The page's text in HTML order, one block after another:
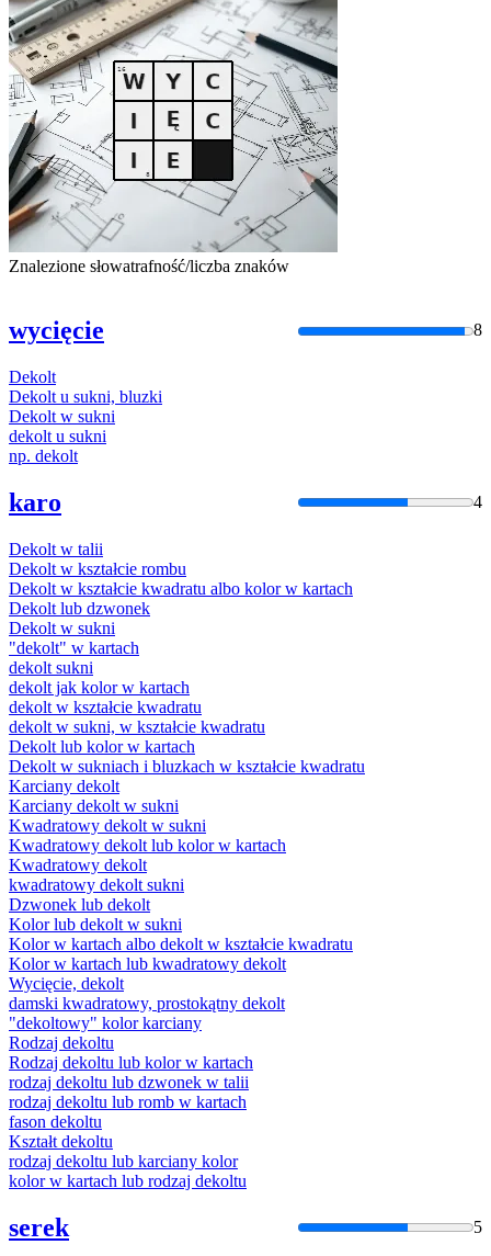
Znalezione słowatrafność/liczba znaków
wycięcie 8
Dekolt
Dekolt u sukni, bluzki
Dekolt w sukni
dekolt u sukni
np. dekolt
karo 4
Dekolt w talii
Dekolt w kształcie rombu
Dekolt w kształcie kwadratu albo kolor w kartach
Dekolt lub dzwonek
Dekolt w sukni
"dekolt" w kartach
dekolt sukni
dekolt jak kolor w kartach
dekolt w kształcie kwadratu
dekolt w sukni, w kształcie kwadratu
Dekolt lub kolor w kartach
Dekolt w sukniach i bluzkach w kształcie kwadratu
Karciany dekolt
Karciany dekolt w sukni
Kwadratowy dekolt w sukni
Kwadratowy dekolt lub kolor w kartach
Kwadratowy dekolt
kwadratowy dekolt sukni
Dzwonek lub dekolt
Kolor lub dekolt w sukni
Kolor w kartach albo dekolt w kształcie kwadratu
Kolor w kartach lub kwadratowy dekolt
Wycięcie, dekolt
damski kwadratowy, prostokątny dekolt
"dekoltowy" kolor karciany
Rodzaj dekoltu
Rodzaj dekoltu lub kolor w kartach
rodzaj dekoltu lub dzwonek w talii
rodzaj dekoltu lub romb w kartach
fason dekoltu
Kształt dekoltu
rodzaj dekoltu lub karciany kolor
kolor w kartach lub rodzaj dekoltu
serek 5